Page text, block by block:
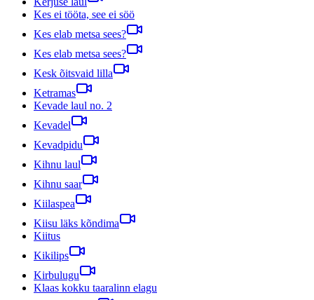
Kes ei tööta, see ei söö
Kes elab metsa sees?
Kes elab metsa sees?
Kesk õitsvaid lilla
Ketramas
Kevade laul no. 2
Kevadel
Kevadpidu
Kihnu laul
Kihnu saar
Kiilaspea
Kiisu läks kõndima
Kiitus
Kikilips
Kirbulugu
Klaas kokku taaralinn elagu